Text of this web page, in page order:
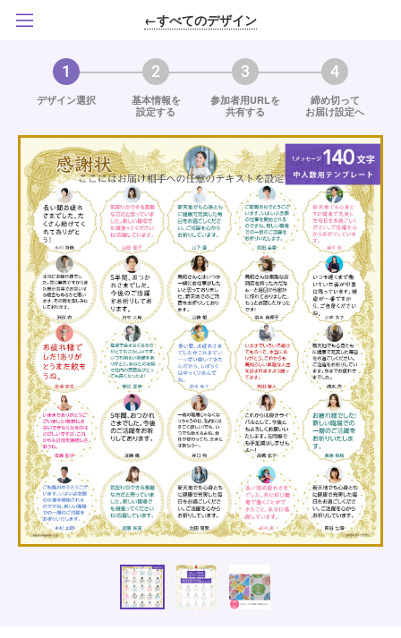
←すべてのデザイン
1
デザイン選択
2
基本情報を
設定する
3
参加者用URLを
共有する
4
締め切って
お届け設定へ